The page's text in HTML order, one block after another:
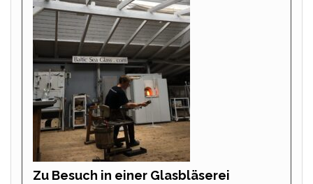
Zu Besuch in einer Glasbläserei